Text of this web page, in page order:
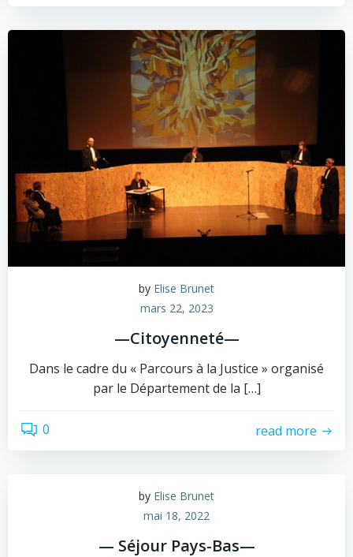
by Elise Brunet
mars 22, 2023
—Citoyenneté—
Dans le cadre du « Parcours à la Justice » organisé
par le Département de la […]
0 read more
by Elise Brunet
mai 18, 2022
— Séjour Pays-Bas—